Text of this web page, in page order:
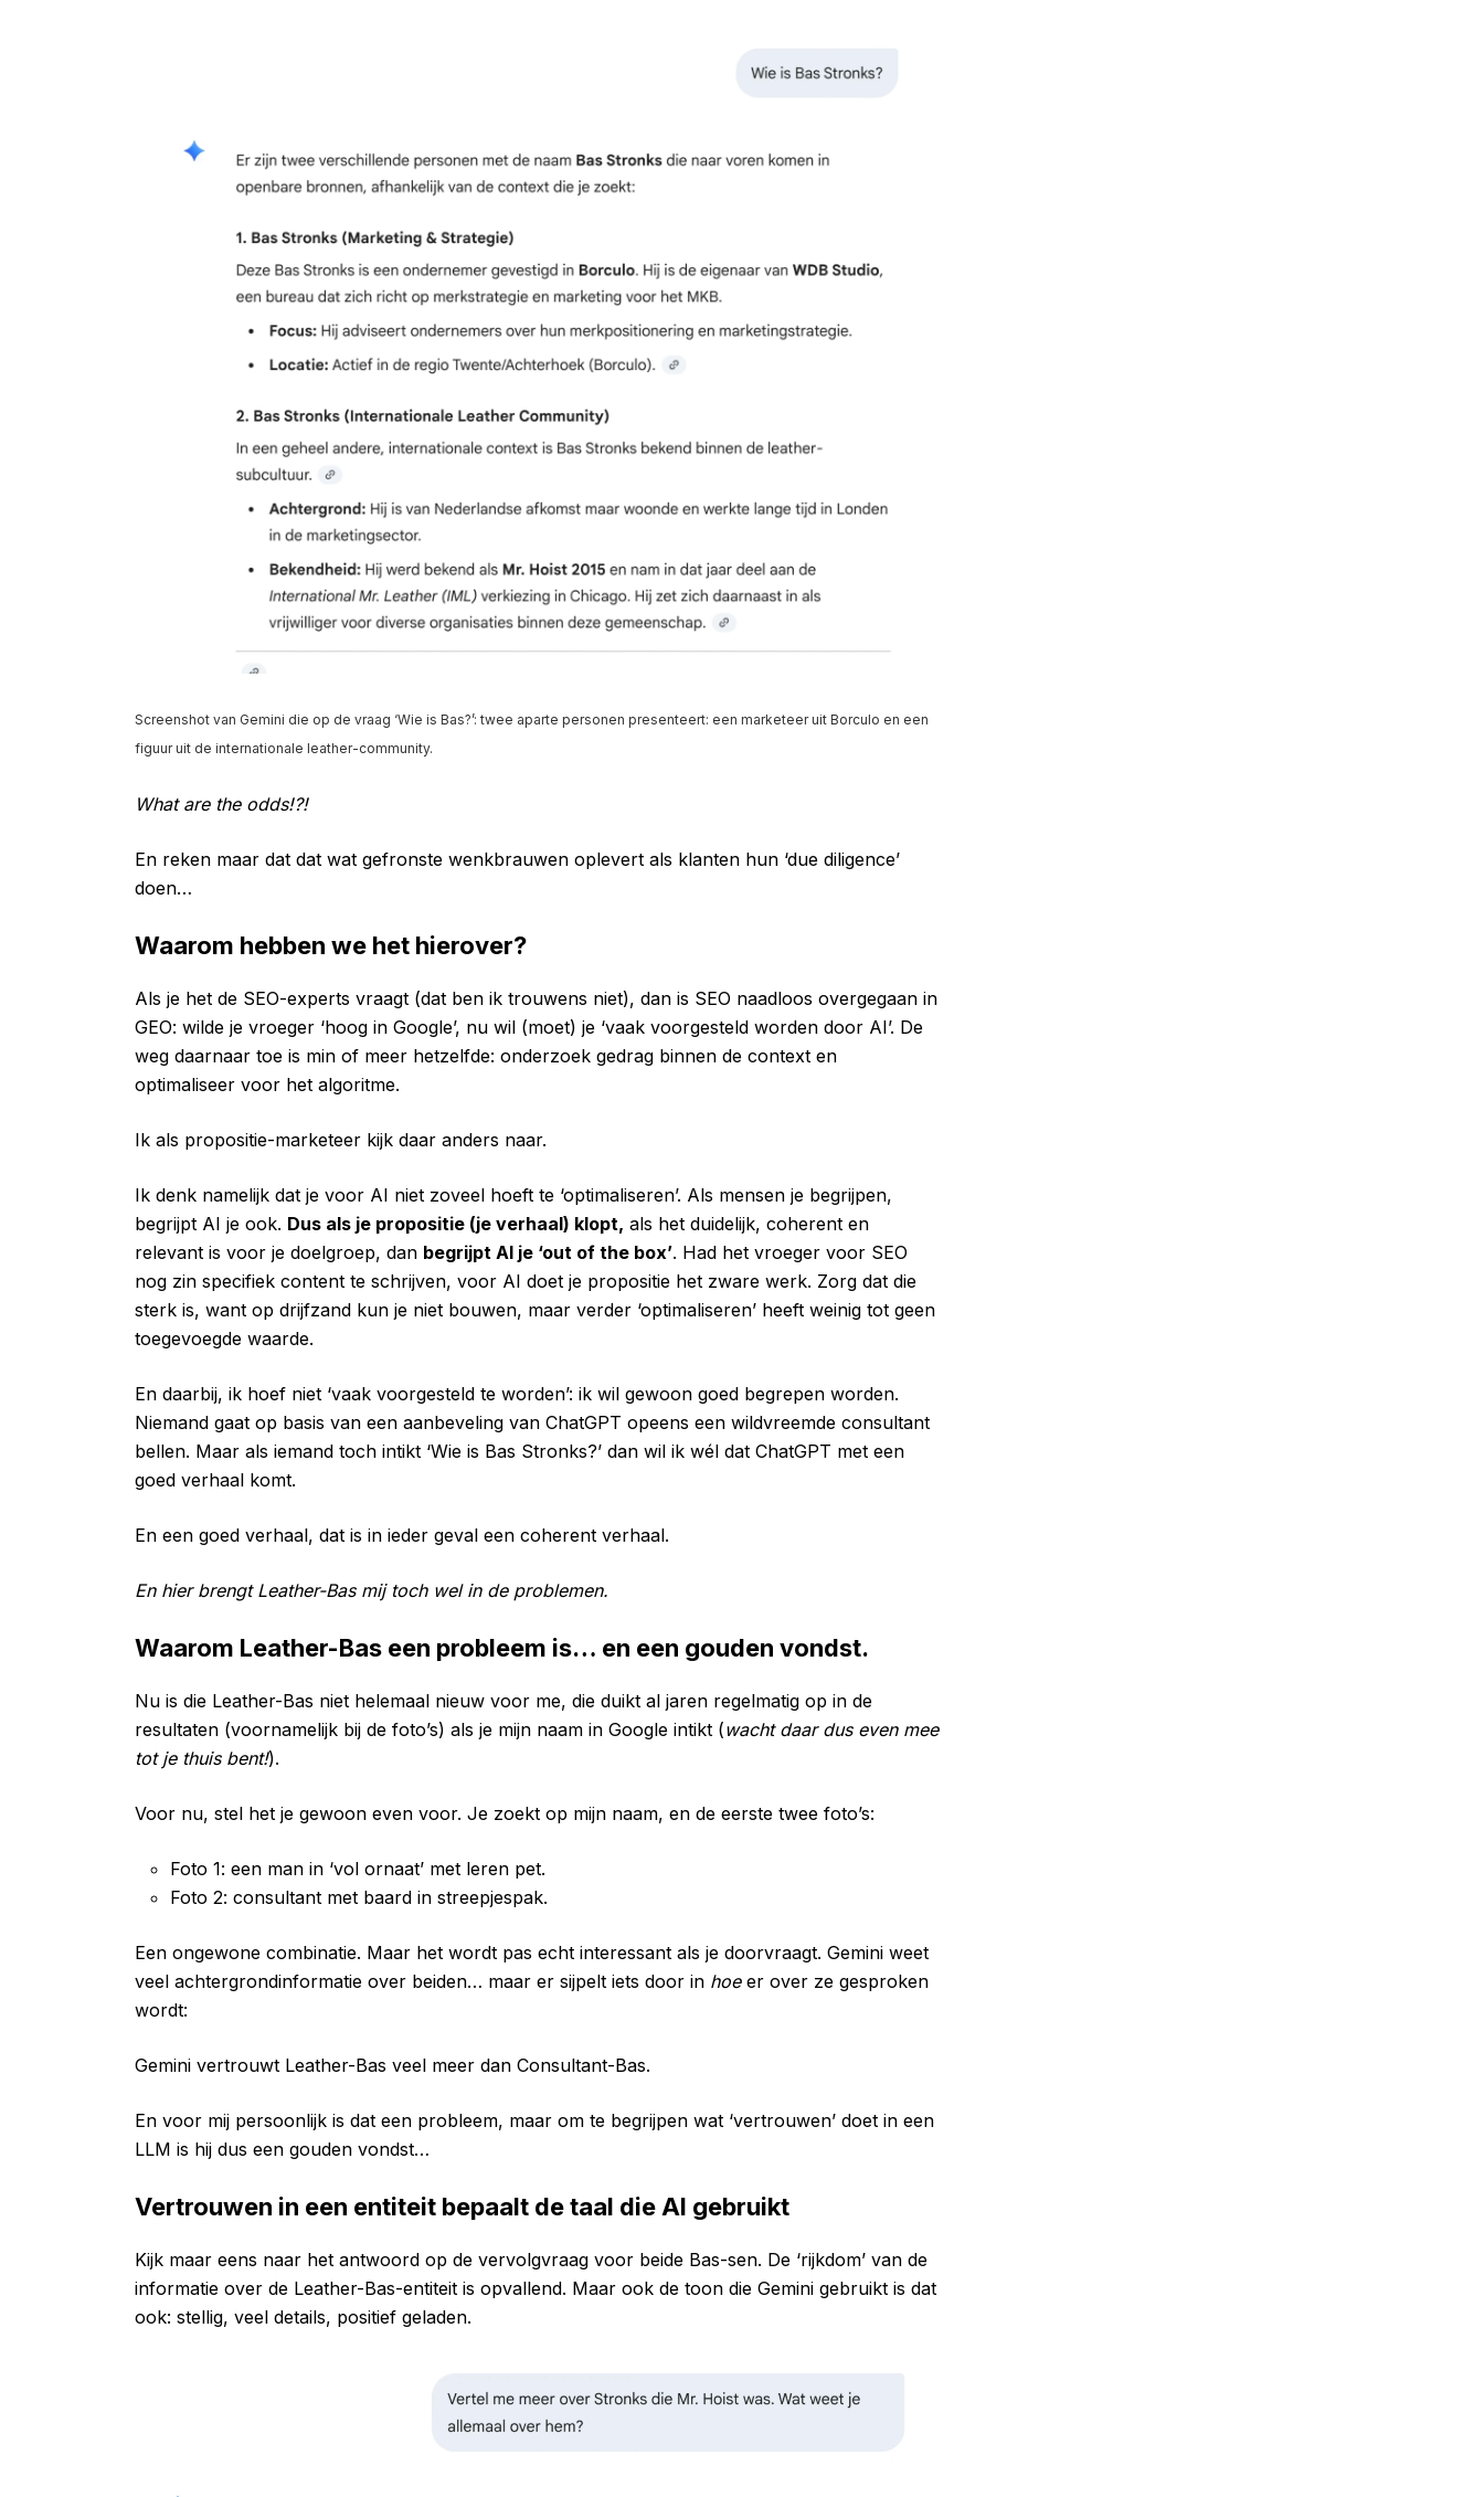
Screenshot van Gemini die op de vraag ‘Wie is Bas?’: twee aparte personen presenteert: een marketeer uit Borculo en een
figuur uit de internationale leather-community.
What are the odds!?!
En reken maar dat dat wat gefronste wenkbrauwen oplevert als klanten hun ‘due diligence’
doen…
Waarom hebben we het hierover?
Als je het de SEO-experts vraagt (dat ben ik trouwens niet), dan is SEO naadloos overgegaan in
GEO: wilde je vroeger ‘hoog in Google’, nu wil (moet) je ‘vaak voorgesteld worden door AI’. De
weg daarnaar toe is min of meer hetzelfde: onderzoek gedrag binnen de context en
optimaliseer voor het algoritme.
Ik als propositie-marketeer kijk daar anders naar.
Ik denk namelijk dat je voor AI niet zoveel hoeft te ‘optimaliseren’. Als mensen je begrijpen,
begrijpt AI je ook. Dus als je propositie (je verhaal) klopt, als het duidelijk, coherent en
relevant is voor je doelgroep, dan begrijpt AI je ‘out of the box’. Had het vroeger voor SEO
nog zin specifiek content te schrijven, voor AI doet je propositie het zware werk. Zorg dat die
sterk is, want op drijfzand kun je niet bouwen, maar verder ‘optimaliseren’ heeft weinig tot geen
toegevoegde waarde.
En daarbij, ik hoef niet ‘vaak voorgesteld te worden’: ik wil gewoon goed begrepen worden.
Niemand gaat op basis van een aanbeveling van ChatGPT opeens een wildvreemde consultant
bellen. Maar als iemand toch intikt ‘Wie is Bas Stronks?’ dan wil ik wél dat ChatGPT met een
goed verhaal komt.
En een goed verhaal, dat is in ieder geval een coherent verhaal.
En hier brengt Leather-Bas mij toch wel in de problemen.
Waarom Leather-Bas een probleem is… en een gouden vondst.
Nu is die Leather-Bas niet helemaal nieuw voor me, die duikt al jaren regelmatig op in de
resultaten (voornamelijk bij de foto’s) als je mijn naam in Google intikt (wacht daar dus even mee
tot je thuis bent!).
Voor nu, stel het je gewoon even voor. Je zoekt op mijn naam, en de eerste twee foto’s:
Foto 1: een man in ‘vol ornaat’ met leren pet.
Foto 2: consultant met baard in streepjespak.
Een ongewone combinatie. Maar het wordt pas echt interessant als je doorvraagt. Gemini weet
veel achtergrondinformatie over beiden… maar er sijpelt iets door in hoeer over ze gesproken
wordt:
Gemini vertrouwt Leather-Bas veel meer dan Consultant-Bas.
En voor mij persoonlijk is dat een probleem, maar om te begrijpen wat ‘vertrouwen’ doet in een
LLM is hij dus een gouden vondst…
Vertrouwen in een entiteit bepaalt de taal die AI gebruikt
Kijk maar eens naar het antwoord op de vervolgvraag voor beide Bas-sen. De ‘rijkdom’ van de
informatie over de Leather-Bas-entiteit is opvallend. Maar ook de toon die Gemini gebruikt is dat
ook: stellig, veel details, positief geladen.